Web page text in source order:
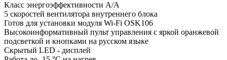
Класс энергоэффективности А/А
5 скоростей вентилятора внутреннего блока
Готов для установки модуля Wi-Fi OSK106
Высокоинформативный пульт управления с яркой оранжевой
подсветкой и кнопками на русском языке
Скрытый LED - дисплей